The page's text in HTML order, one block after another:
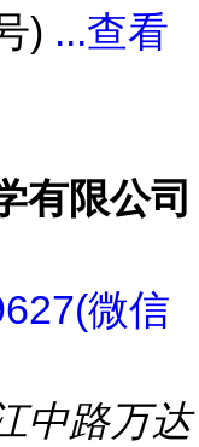
) ...查看
有限公司
微信
中路万达